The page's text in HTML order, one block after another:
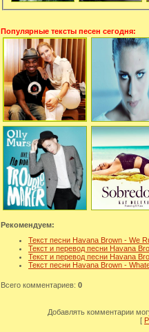
Популярные тексты песен сегодня:
Рекомендуем:
Текст песни Havana Brown - We
Текст и перевод песни Havana
Текст и перевод песни Havana
Текст песни Havana Brown -
Всего комментариев: 0
Добавлять комментарии
[